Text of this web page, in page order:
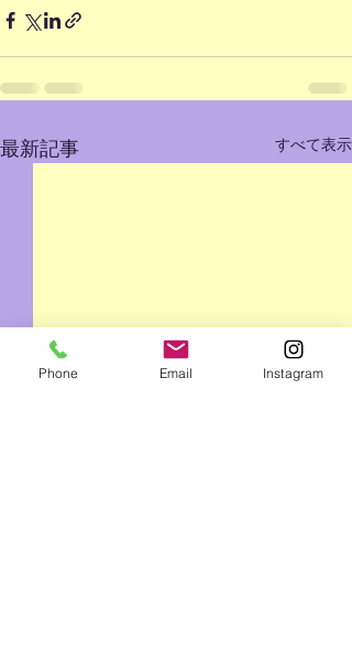
最新記事 すべて表示
Phone Email Instagram